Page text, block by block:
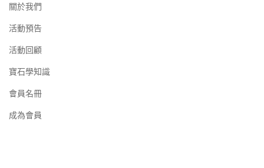
關於我們
活動預告
活動回顧
寶石學知識
會員名冊
成為會員